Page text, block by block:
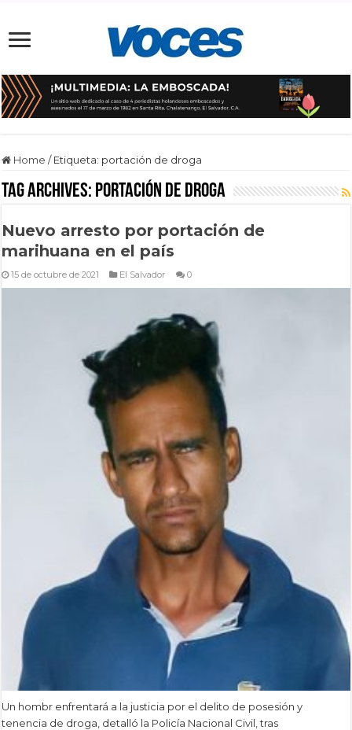
Home / Etiqueta: portación de droga
Tag Archives: portación de droga
Nuevo arresto por portación de
marihuana en el país
15 de octubre de 2021 El Salvador 0
Un hombr enfrentará a la justicia por el delito de posesión y
tenencia de droga, detalló la Policía Nacional Civil, tras